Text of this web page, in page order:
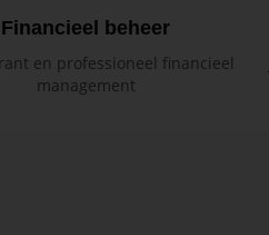
Financieel beheer
en professioneel financieel
management